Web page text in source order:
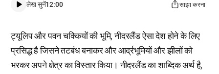
लेख सुनें12:00 साझा करना
ट्यूलिप और पवन चक्कियों की भूमि, नीदरलैंड ऐसा देश होने के लिए
प्रसिद्ध है जिसने तटबंध बनाकर और आर्द्रभूमियों और झीलों को
भरकर अपने क्षेत्र का विस्तार किया। नीदरलैंड का शाब्दिक अर्थ है,